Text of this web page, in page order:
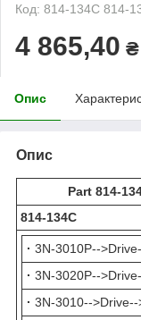
Код: 814-134C 814-
4 865,40 ₴
Опис
Опис
Part 814-
814-134С
· 3N-3010P--
· 3N-3020P--
· 3N-3010--